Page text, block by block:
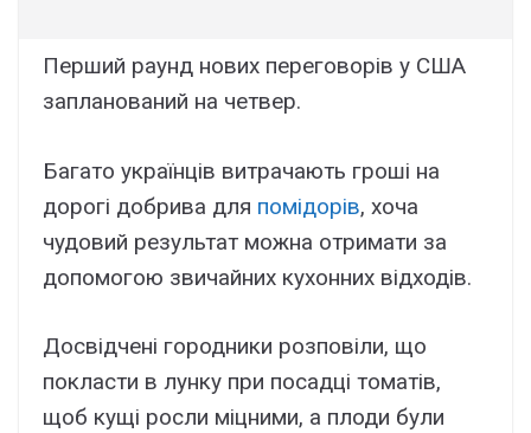
Перший раунд нових переговорів у США
запланований на четвер.
Багато українців витрачають гроші на
дорогі добрива для помідорів, хоча
чудовий результат можна отримати за
допомогою звичайних кухонних відходів.
Досвідчені городники розповіли, що
покласти в лунку при посадці томатів,
щоб кущі росли міцними, а плоди були